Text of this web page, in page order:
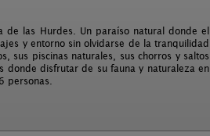
de las Hurdes. Un paraíso natural donde el
y entorno sin olvidarse de la tranquilidad
sus piscinas naturales, sus chorros y saltos
donde disfrutar de su fauna y naturaleza en
personas.